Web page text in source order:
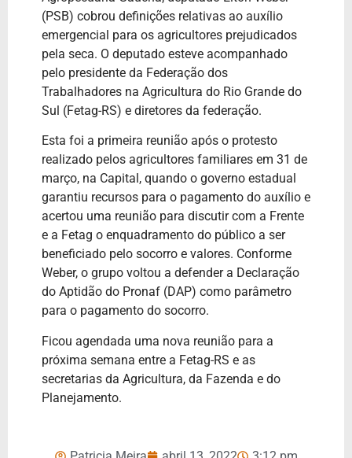
(PSB) cobrou definições relativas ao auxílio
emergencial para os agricultores prejudicados
pela seca. O deputado esteve acompanhado
pelo presidente da Federação dos
Trabalhadores na Agricultura do Rio Grande do
Sul (Fetag-RS) e diretores da federação.
Esta foi a primeira reunião após o protesto
realizado pelos agricultores familiares em 31 de
março, na Capital, quando o governo estadual
garantiu recursos para o pagamento do auxílio e
acertou uma reunião para discutir com a Frente
e a Fetag o enquadramento do público a ser
beneficiado pelo socorro e valores. Conforme
Weber, o grupo voltou a defender a Declaração
do Aptidão do Pronaf (DAP) como parâmetro
para o pagamento do socorro.
Ficou agendada uma nova reunião para a
próxima semana entre a Fetag-RS e as
secretarias da Agricultura, da Fazenda e do
Planejamento.